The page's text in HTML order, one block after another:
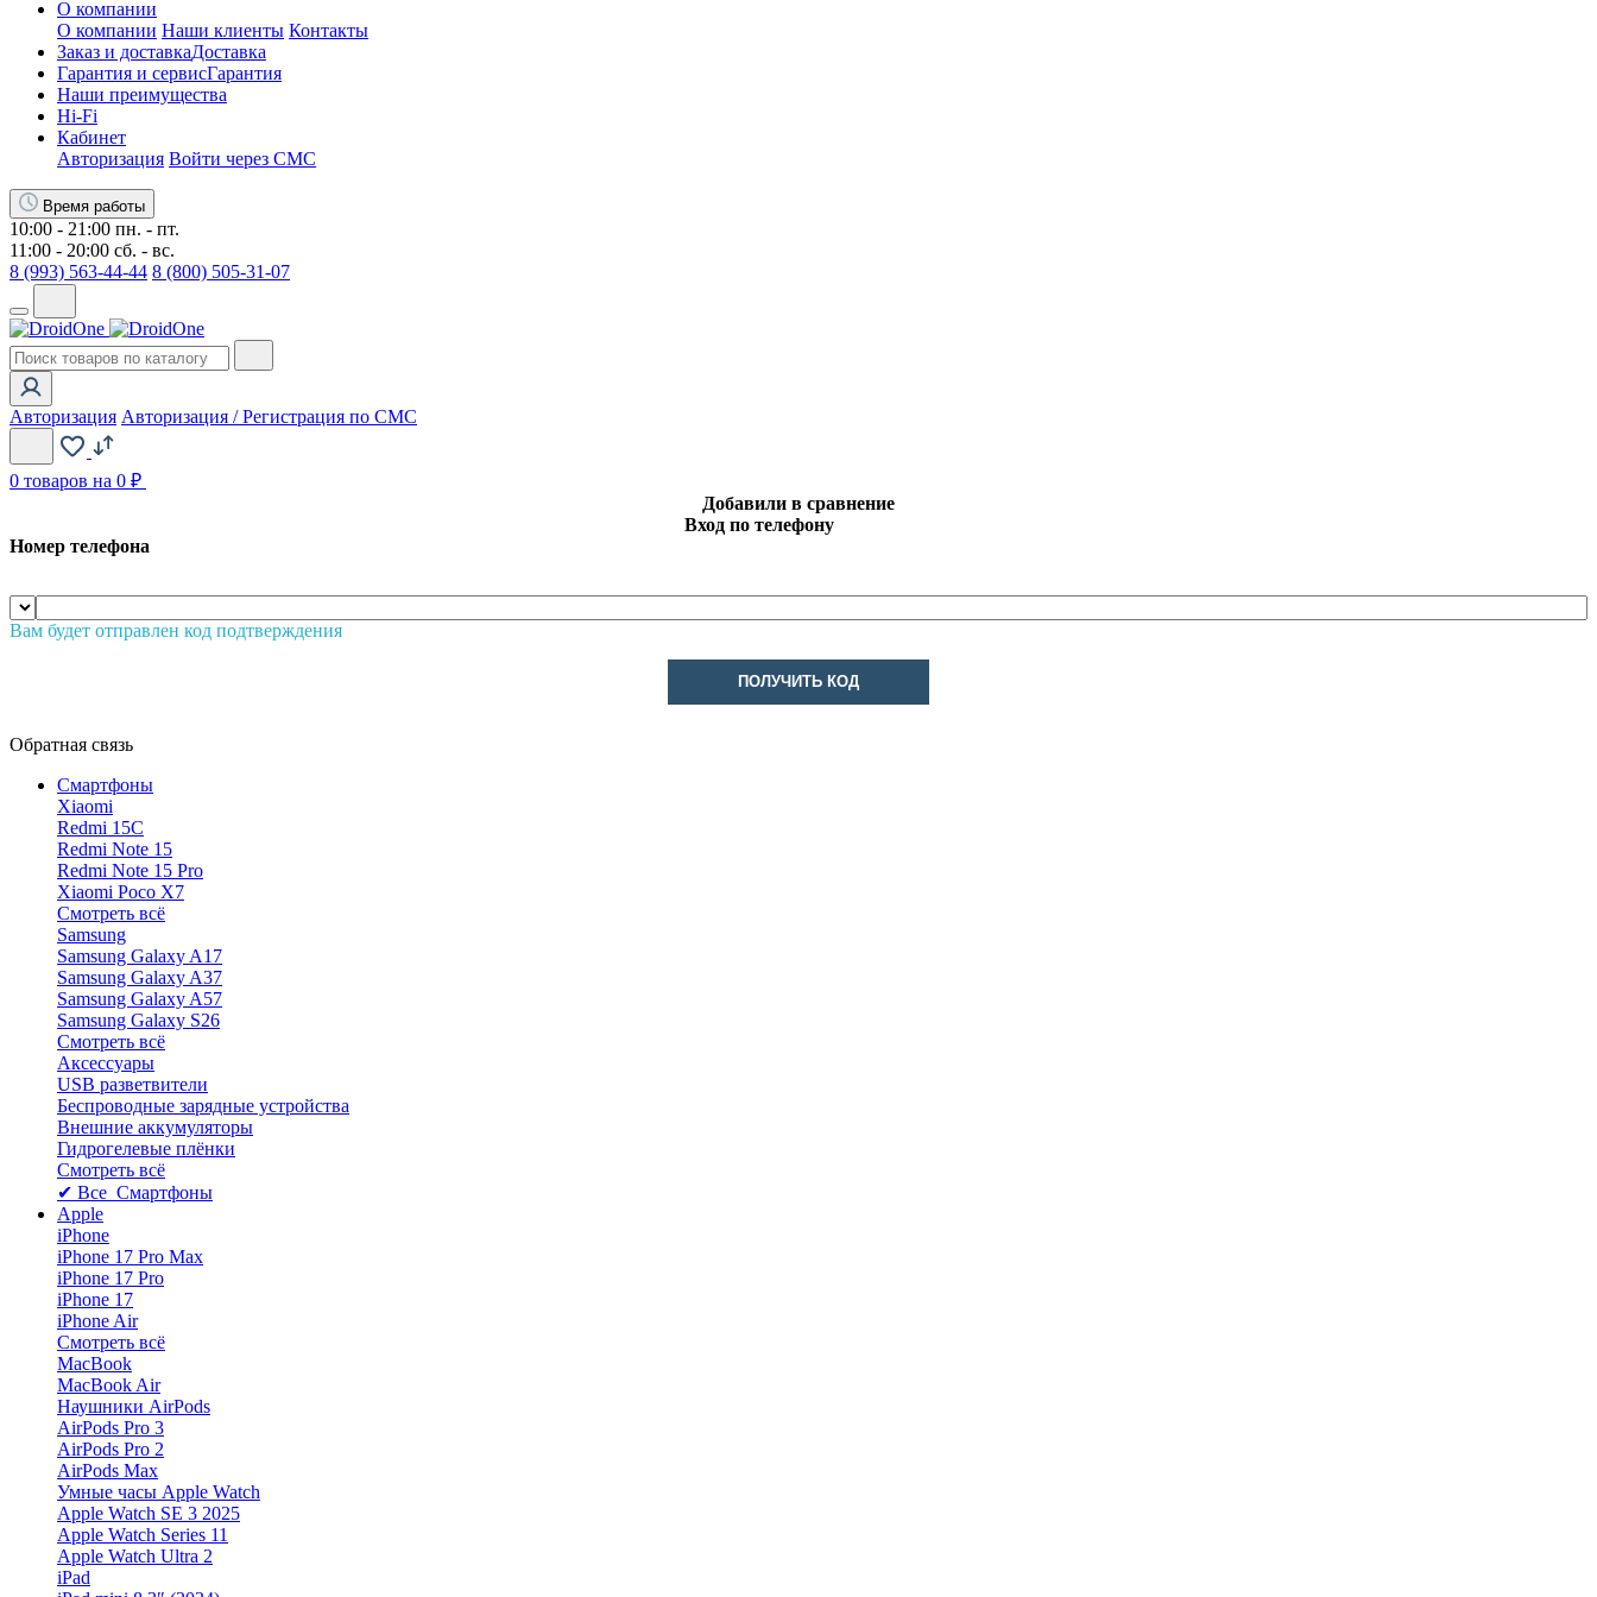
О компании
О компании Наши клиенты Контакты
Заказ и доставкаДоставка
Гарантия и сервисГарантия
Наши преимущества
Hi-Fi
Кабинет
Авторизация Войти через СМС
Время работы
10:00 - 21:00 пн. - пт.
11:00 - 20:00 сб. - вс.
8 (993) 563-44-44 8 (800) 505-31-07
Авторизация Авторизация / Регистрация по СМС
0 товаров на 0 ₽
Добавили в сравнение
Вход по телефону
Номер телефона
Вам будет отправлен код подтверждения
ПОЛУЧИТЬ КОД
Обратная связь
Смартфоны
Xiaomi
Redmi 15C
Redmi Note 15
Redmi Note 15 Pro
Xiaomi Poco X7
Смотреть всё
Samsung
Samsung Galaxy A17
Samsung Galaxy A37
Samsung Galaxy A57
Samsung Galaxy S26
Смотреть всё
Аксессуары
USB разветвители
Беспроводные зарядные устройства
Внешние аккумуляторы
Гидрогелевые плёнки
Смотреть всё
✔ Все Смартфоны
Apple
iPhone
iPhone 17 Pro Max
iPhone 17 Pro
iPhone 17
iPhone Air
Смотреть всё
MacBook
MacBook Air
Наушники AirPods
AirPods Pro 3
AirPods Pro 2
AirPods Max
Умные часы Apple Watch
Apple Watch SE 3 2025
Apple Watch Series 11
Apple Watch Ultra 2
iPad